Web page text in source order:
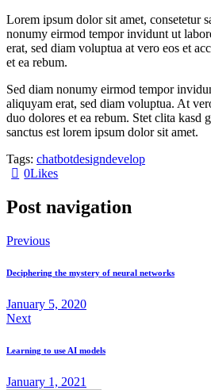
Lorem ipsum dolor sit amet, consetetur
nonumy eirmod tempor invidunt ut
erat, sed diam voluptua at vero eos et
et ea rebum.
Sed diam nonumy eirmod tempor
aliquyam erat, sed diam voluptua. At
duo dolores et ea rebum. Stet clita kasd
sanctus est lorem ipsum dolor sit amet.
Tags: chatbotdesigndevelop
0Likes
Post navigation
Previous
Deciphering the mystery of neural networks
January 5, 2020
Next
Learning to use AI models
January 1, 2021